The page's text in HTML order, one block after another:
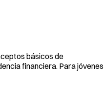
básicos de
financiera. Para jóvenes